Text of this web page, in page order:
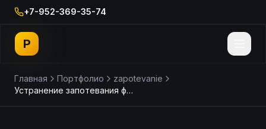
+7-952-369-35-74
P
Главная Портфолио
zapotevanie
Устранение запотевания фары Volvo v50, цена в СПб